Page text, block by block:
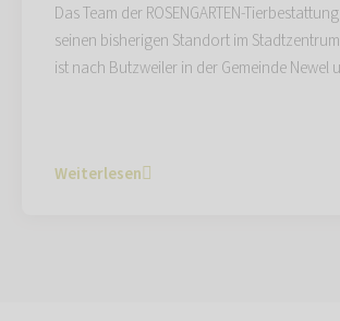
Das Team der ROSENGARTEN-
seinen bisherigen Standort im
ist nach Butzweiler in der Gemeinde Newel
Weiterlesen